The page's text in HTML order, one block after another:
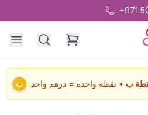
+971
ب • نقطة واحدة = درهم واحد ب